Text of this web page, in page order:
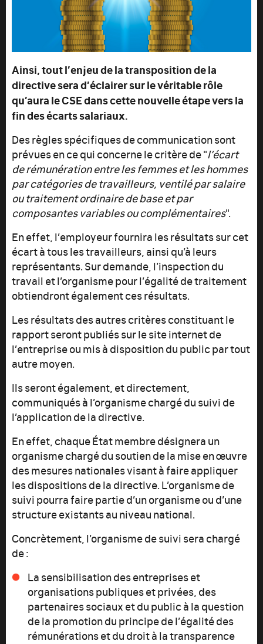
Ainsi, tout l’enjeu de la transposition de la
directive sera d’éclairer sur le véritable rôle
qu’aura le CSE dans cette nouvelle étape vers la
fin des écarts salariaux.
Des règles spécifiques de communication sont
prévues en ce qui concerne le critère de "l’écart
de rémunération entre les femmes et les hommes
par catégories de travailleurs, ventilé par salaire
ou traitement ordinaire de base et par
composantes variables ou complémentaires".
En effet, l’employeur fournira les résultats sur cet
écart à tous les travailleurs, ainsi qu’à leurs
représentants. Sur demande, l’inspection du
travail et l’organisme pour l’égalité de traitement
obtiendront également ces résultats.
Les résultats des autres critères constituant le
rapport seront publiés sur le site internet de
l’entreprise ou mis à disposition du public par tout
autre moyen.
Ils seront également, et directement,
communiqués à l’organisme chargé du suivi de
l’application de la directive.
En effet, chaque État membre désignera un
organisme chargé du soutien de la mise en œuvre
des mesures nationales visant à faire appliquer
les dispositions de la directive. L’organisme de
suivi pourra faire partie d’un organisme ou d’une
structure existants au niveau national.
Concrètement, l’organisme de suivi sera chargé
de :
La sensibilisation des entreprises et
organisations publiques et privées, des
partenaires sociaux et du public à la question
de la promotion du principe de l’égalité des
rémunérations et du droit à la transparence